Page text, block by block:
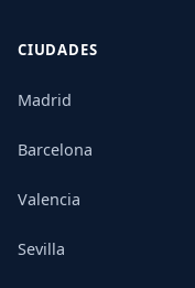
CIUDADES
Madrid
Barcelona
Valencia
Sevilla